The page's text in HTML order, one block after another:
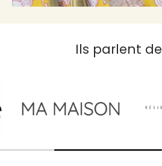
Ils parlent de